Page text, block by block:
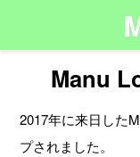
Manu
2017年に来日した
プされました。